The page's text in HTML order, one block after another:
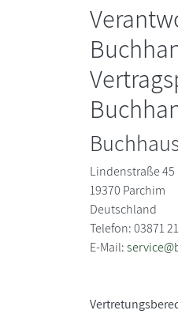
Lindenstraße 45
19370 Parchim
Deutschland
Telefon: 03871
E-Mail: